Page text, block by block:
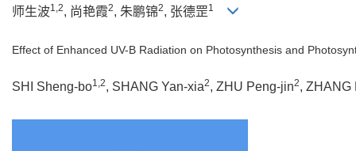
师生波1,2, 尚艳霞2, 朱鹏锦2, 张德罡1
Effect of Enhanced UV-B Radiation on Photosynthesis and
SHI Sheng-bo1,2, SHANG Yan-xia2, ZHU Peng-jin2, ZHANG